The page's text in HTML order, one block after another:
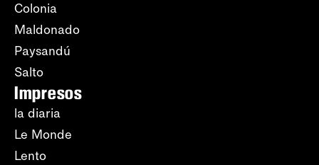
Colonia
Maldonado
Paysandú
Salto
Impresos
la diaria
Le Monde
Lento